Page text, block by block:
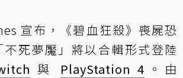
宣布，《碧血狂殺》喪屍恐
「不死夢魘」將以合輯形式登陸
與 PlayStation 4 。由